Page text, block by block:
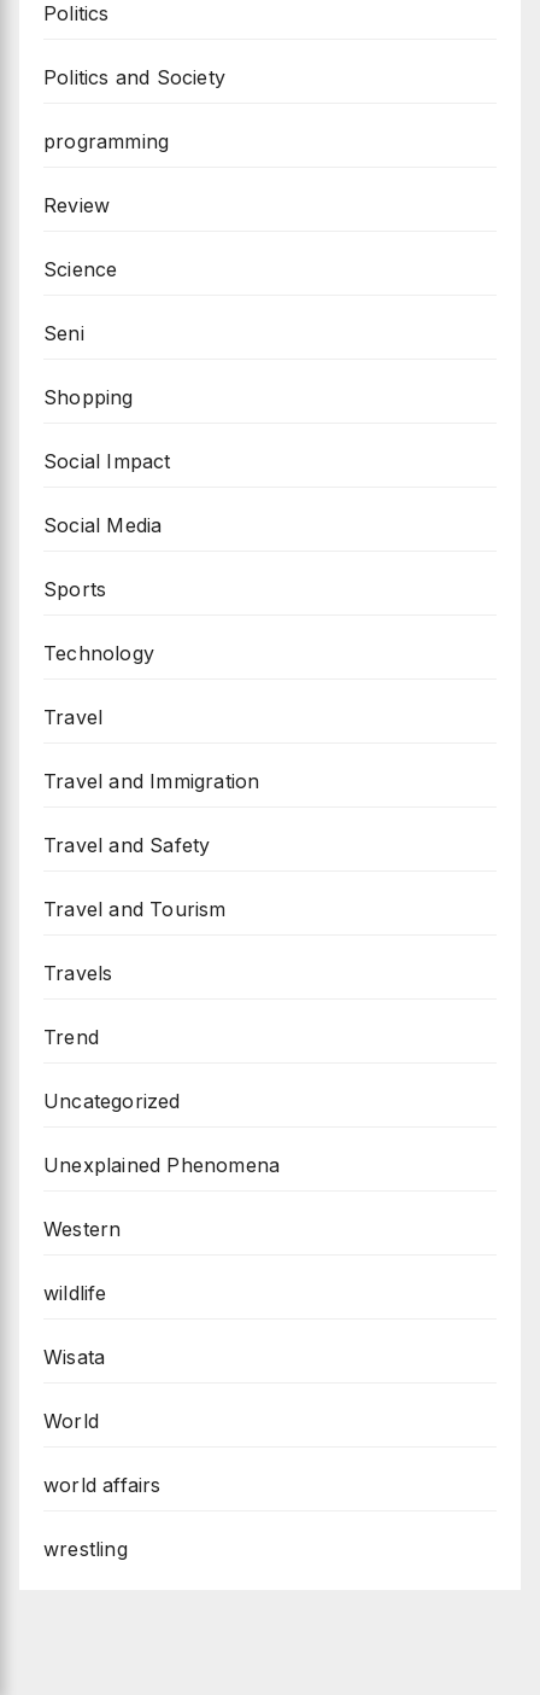
Politics
Politics and Society
programming
Review
Science
Seni
Shopping
Social Impact
Social Media
Sports
Technology
Travel
Travel and Immigration
Travel and Safety
Travel and Tourism
Travels
Trend
Uncategorized
Unexplained Phenomena
Western
wildlife
Wisata
World
world affairs
wrestling